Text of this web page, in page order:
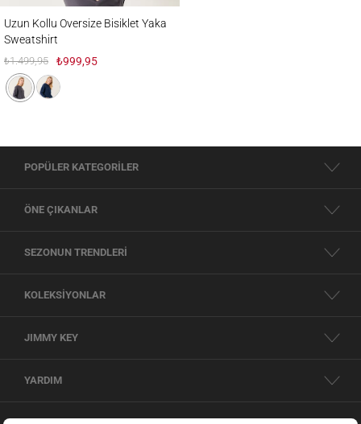
Uzun Kollu Oversize Bisiklet Yaka
Sweatshirt
₺1.499,95 ₺999,95
POPÜLER KATEGORİLER
ÖNE ÇIKANLAR
SEZONUN TRENDLERİ
KOLEKSİYONLAR
JIMMY KEY
YARDIM